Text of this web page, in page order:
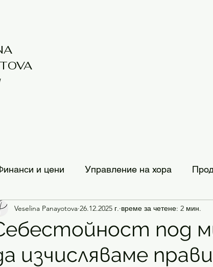
и цени Управление на хора
или дистрибуция Създаване на
под
изчисляваме
Veselina Panayotova 26.12.2025 г. време за четене: 2 мин.